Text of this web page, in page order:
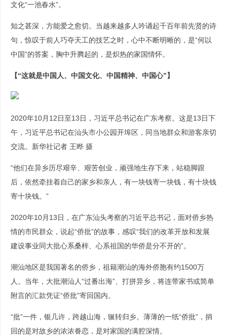
文化“一池春水”。
知之甚深，方能爱之愈切。当越来越多人吟诵起千百年前先贤的诗
句，惊叹于前人巧夺天工的技艺之时，心中不断明晰的，是“何以
中国”的答案，胸中升腾起的，是炽热的家国情怀。
【“这就是中国人、中国文化、中国精神、中国心”】
2020年10月12日至13日，习近平总书记在广东考察。这是13日下
午，习近平总书记在汕头市小公园开埠区，同当地群众和游客亲切
交流。新华社记者 王晔 摄
“他们在异乡历尽艰辛、艰苦创业，顽强地生存下来，站稳脚跟
后，依然牵挂着自己的家乡和亲人，有一块钱寄一块钱，有十块钱
寄十块钱。”
2020年10月13日，在广东汕头考察的习近平总书记，面对侨乡热
情的市民群众，说起“侨批”的故事，感叹“我们的改革开放和发展
建设事业同大批心系桑梓、心系祖国的华侨是分不开的”。
潮汕地区是我国著名的侨乡，祖籍潮汕的海外侨胞有约1500万
人。当年，大批潮汕人“过番出海”、打拼异乡，将连带家书或简单
附言的汇款凭证“侨批”寄回国内。
“批”一件，银几许，跨越山海，辗转归乡。薄薄的一纸“侨批”，捎
回的是对故乡的浓浓眷恋，是对家国的满腔深情。